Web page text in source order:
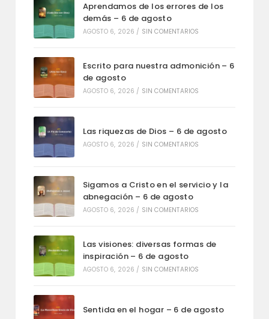
Aprendamos de los errores de los
demás – 6 de agosto
AGOSTO 6, 2026 / SIN COMENTARIOS
Escrito para nuestra admonición – 6
de agosto
AGOSTO 6, 2026 / SIN COMENTARIOS
Las riquezas de Dios – 6 de agosto
AGOSTO 6, 2026 / SIN COMENTARIOS
Sigamos a Cristo en el servicio y la
abnegación – 6 de agosto
AGOSTO 6, 2026 / SIN COMENTARIOS
Las visiones: diversas formas de
inspiración – 6 de agosto
AGOSTO 6, 2026 / SIN COMENTARIOS
Sentida en el hogar – 6 de agosto